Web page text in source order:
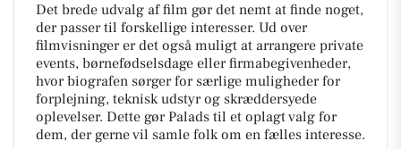
Det brede udvalg af film gør det nemt at finde noget,
der passer til forskellige interesser. Ud over
filmvisninger er det også muligt at arrangere private
events, børnefødselsdage eller firmabegivenheder,
hvor biografen sørger for særlige muligheder for
forplejning, teknisk udstyr og skræddersyede
oplevelser. Dette gør Palads til et oplagt valg for
dem, der gerne vil samle folk om en fælles interesse.